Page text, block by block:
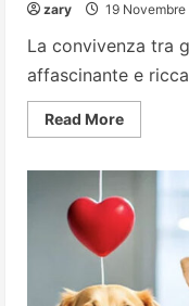
zary 19
La convivenza tra
affascinante e
Read MoreRead
more
bambini:
una
speciale